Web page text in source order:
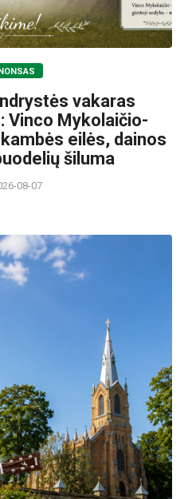
vakaras
Vinco Mykolaičio-
eilės, dainos
šiluma
08-07